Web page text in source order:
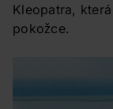
Kleopatra,
pokožce.